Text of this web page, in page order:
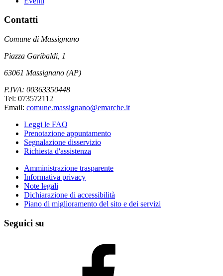
Contatti
Comune di Massignano
Piazza Garibaldi, 1
63061 Massignano (AP)
P.IVA: 00363350448
Tel: 073572112
Email: comune.massignano@emarche.it
Leggi le FAQ
Prenotazione appuntamento
Segnalazione disservizio
Richiesta d'assistenza
Amministrazione trasparente
Informativa privacy
Note legali
Dichiarazione di accessibilità
Piano di miglioramento del sito e dei servizi
Seguici su